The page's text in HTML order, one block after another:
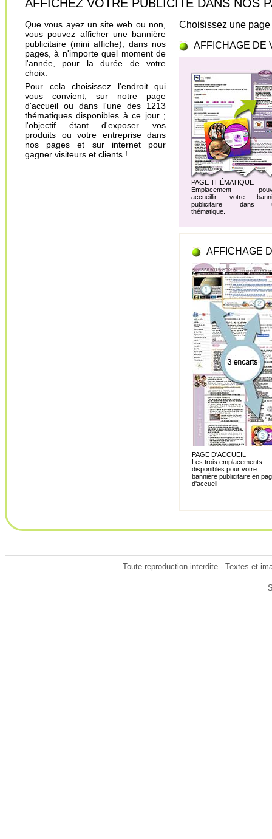
AFFICHEZ VOTRE PUBLICITÉ DANS NOS
Que vous ayez un site web ou non,
vous pouvez afficher une bannière
publicitaire (mini affiche), dans nos
pages, à n'importe quel moment de
l'année, pour la durée de votre
choix.
Pour cela choisissez l'endroit qui
vous convient, sur notre page
d'accueil ou dans l'une des 1213
thématiques disponibles à ce jour ;
l'objectif étant d'exposer vos
produits ou votre entreprise dans
nos pages et sur internet pour
gagner visiteurs et clients !
Choisissez une
AFFICHAGE DE
PAGE THÉMATIQUE
Emplacement
accueillir votre
publicitaire dans
thématique.
AFFICHAGE
PAGE D'ACCUEIL
Les trois emplacements
disponibles pour votre
bannière publicitaire en
d'accueil
Toute reproduction interdite - Textes et